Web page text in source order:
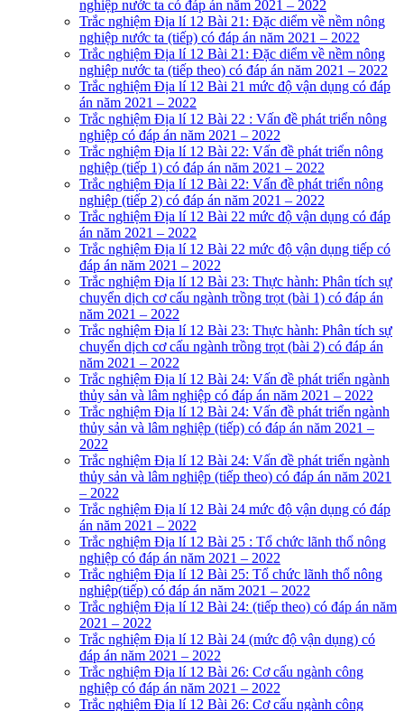
nghiệp nước ta có đáp án năm 2021 – 2022
Trắc nghiệm Địa lí 12 Bài 21: Đặc diểm về nềm nông
nghiệp nước ta (tiếp) có đáp án năm 2021 – 2022
Trắc nghiệm Địa lí 12 Bài 21: Đặc diểm về nềm nông
nghiệp nước ta (tiếp theo) có đáp án năm 2021 – 2022
Trắc nghiệm Địa lí 12 Bài 21 mức độ vận dụng có đáp
án năm 2021 – 2022
Trắc nghiệm Địa lí 12 Bài 22 : Vấn đề phát triển nông
nghiệp có đáp án năm 2021 – 2022
Trắc nghiệm Địa lí 12 Bài 22: Vấn đề phát triển nông
nghiệp (tiếp 1) có đáp án năm 2021 – 2022
Trắc nghiệm Địa lí 12 Bài 22: Vấn đề phát triển nông
nghiệp (tiếp 2) có đáp án năm 2021 – 2022
Trắc nghiệm Địa lí 12 Bài 22 mức độ vận dụng có đáp
án năm 2021 – 2022
Trắc nghiệm Địa lí 12 Bài 22 mức độ vận dụng tiếp có
đáp án năm 2021 – 2022
Trắc nghiệm Địa lí 12 Bài 23: Thực hành: Phân tích sự
chuyển dịch cơ cấu ngành trồng trọt (bài 1) có đáp án
năm 2021 – 2022
Trắc nghiệm Địa lí 12 Bài 23: Thực hành: Phân tích sự
chuyển dịch cơ cấu ngành trồng trọt (bài 2) có đáp án
năm 2021 – 2022
Trắc nghiệm Địa lí 12 Bài 24: Vấn đề phát triển ngành
thủy sản và lâm nghiệp có đáp án năm 2021 – 2022
Trắc nghiệm Địa lí 12 Bài 24: Vấn đề phát triển ngành
thủy sản và lâm nghiệp (tiếp) có đáp án năm 2021 –
2022
Trắc nghiệm Địa lí 12 Bài 24: Vấn đề phát triển ngành
thủy sản và lâm nghiệp (tiếp theo) có đáp án năm 2021
– 2022
Trắc nghiệm Địa lí 12 Bài 24 mức độ vận dụng có đáp
án năm 2021 – 2022
Trắc nghiệm Địa lí 12 Bài 25 : Tổ chức lãnh thổ nông
nghiệp có đáp án năm 2021 – 2022
Trắc nghiệm Địa lí 12 Bài 25: Tổ chức lãnh thổ nông
nghiệp(tiếp) có đáp án năm 2021 – 2022
Trắc nghiệm Địa lí 12 Bài 24: (tiếp theo) có đáp án năm
2021 – 2022
Trắc nghiệm Địa lí 12 Bài 24 (mức độ vận dụng) có
đáp án năm 2021 – 2022
Trắc nghiệm Địa lí 12 Bài 26: Cơ cấu ngành công
nghiệp có đáp án năm 2021 – 2022
Trắc nghiệm Địa lí 12 Bài 26: Cơ cấu ngành công